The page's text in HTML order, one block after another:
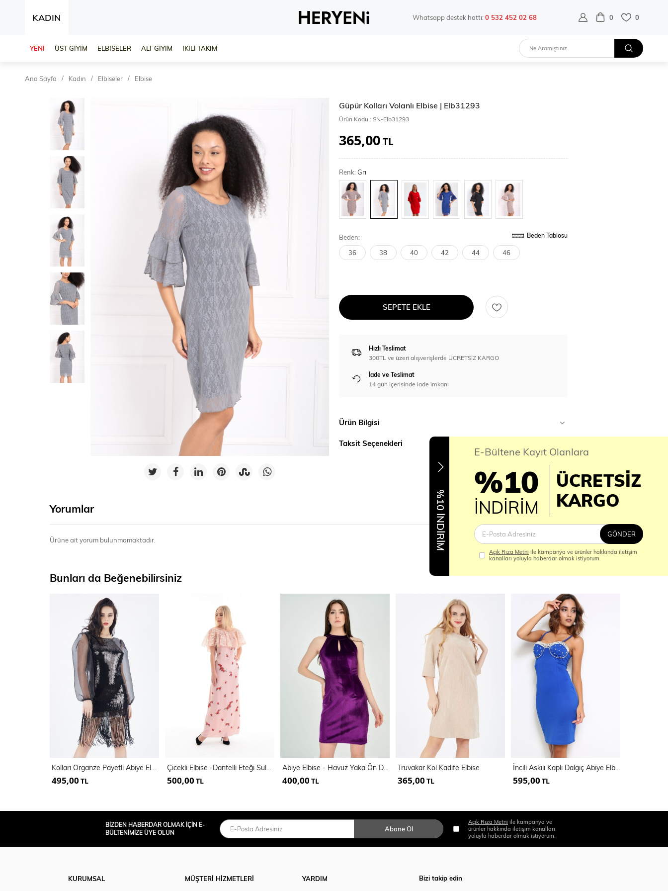
KADIN Whatsapp destek hattı:0 532 452 02 68 0 0
YENİ ÜST GİYİM ELBİSELER ALT GİYİM İKİLİ TAKIM
Ana Sayfa Kadın Elbiseler Elbise
Güpür Kolları Volanlı Elbise | Elb31293
Ürün Kodu : SN-Elb31293
365,00TL
Renk:Grı
Beden: Beden Tablosu
36 38 40 42 44 46
SEPETE EKLE
Hızlı Teslimat
300TL ve üzeri alışverişlerde ÜCRETSİZ KARGO
İade ve Teslimat
14 gün içerisinde iade imkanı
Ürün Bilgisi
Taksit Seçenekleri
Yorumlar
Ürüne ait yorum bulunmamaktadır.
Bunları da Beğenebilirsiniz
Kolları Organze Payetli Abiye Elbise
495,00 TL
Çicekli Elbise -Dantelli Eteği Sulu Uzun Elbise
500,00 TL
Abiye Elbise - Havuz Yaka Ön Damla Dekolte Abiye Elbise
400,00 TL
Truvakar Kol Kadife Elbise
365,00 TL
İncili Askılı Kaplı Dalgıç Abiye Elbise | Elb 14099
595,00 TL
%10 İNDİRİM
E-Bültene Kayıt Olanlara
%10
İNDİRİM
ÜCRETSİZ
KARGO
GÖNDER
Açık Rıza Metni ile kampanya ve ürünler hakkında iletişim
kanalları yoluyla haberdar olmak istiyorum.
BİZDEN HABERDAR OLMAK İÇİN E-
BÜLTENİMİZE ÜYE OLUN
Abone Ol
Açık Rıza Metni ile kampanya ve
ürünler hakkında iletişim kanalları
yoluyla haberdar olmak istiyorum.
KURUMSAL
MÜŞTERİ HİZMETLERİ
YARDIM
Bizi takip edin